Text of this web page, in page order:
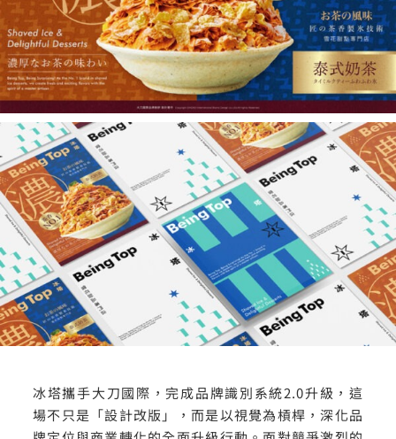
冰塔攜手大刀國際，完成品牌識別系統2.0升級，這
場不只是「設計改版」，而是以視覺為槓桿，深化品